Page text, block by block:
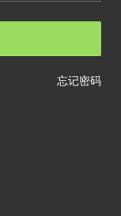
忘记密码